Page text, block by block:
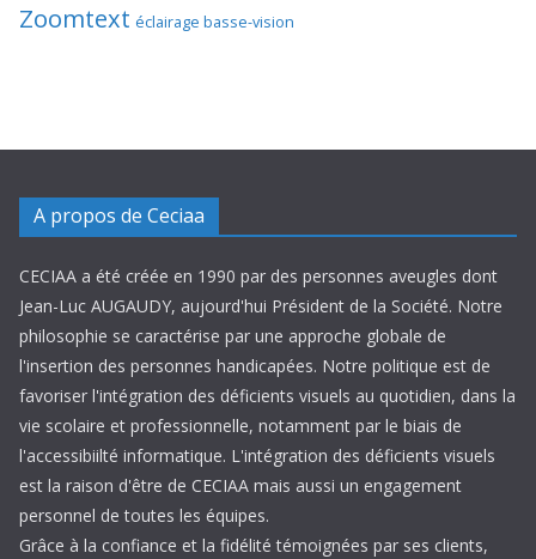
Zoomtext éclairage basse-vision
A propos de Ceciaa
CECIAA a été créée en 1990 par des personnes aveugles dont
Jean-Luc AUGAUDY, aujourd'hui Président de la Société. Notre
philosophie se caractérise par une approche globale de
l'insertion des personnes handicapées. Notre politique est de
favoriser l'intégration des déficients visuels au quotidien, dans la
vie scolaire et professionnelle, notamment par le biais de
l'accessibiilté informatique. L'intégration des déficients visuels
est la raison d'être de CECIAA mais aussi un engagement
personnel de toutes les équipes.
Grâce à la confiance et la fidélité témoignées par ses clients,